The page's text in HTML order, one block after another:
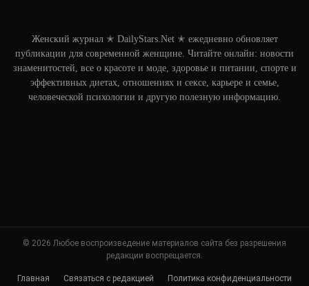
Женский журнал ✭ DailyStars.Net ✭ ежедневно обновляет
публикации для современной женщине. Читайте онлайн: новости
знаменитостей, все о красоте и моде, здоровье и питании, спорте и
эффективных диетах, отношениях и сексе, карьере и семье,
человеческой психологии и другую полезную информацию.
© 2026 Любое воспроизведение материалов сайта без разрешения
редакции воспрещается.
Главная Связаться с редакцией Политика конфиденциальности